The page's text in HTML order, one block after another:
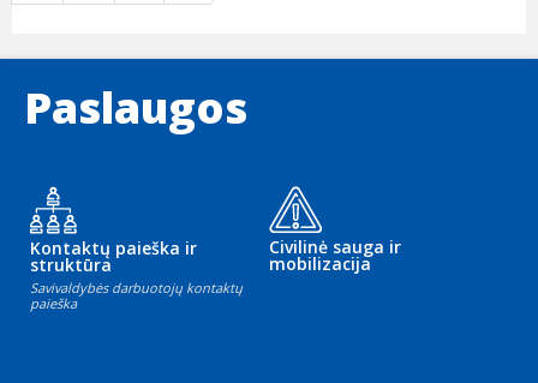
Paslaugos
Kontaktų paieška ir
struktūra
Savivaldybės darbuotojų kontaktų
paieška
Civilinė sauga ir
mobilizacija